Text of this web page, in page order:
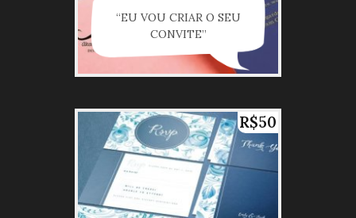
“EU VOU CRIAR O SEU
CONVITE”
R$50